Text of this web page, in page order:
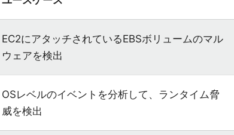
EC2にアタッチされているEBSボリュームのマル
ウェアを検出
OSレベルのイベントを分析して、ランタイム脅
威を検出